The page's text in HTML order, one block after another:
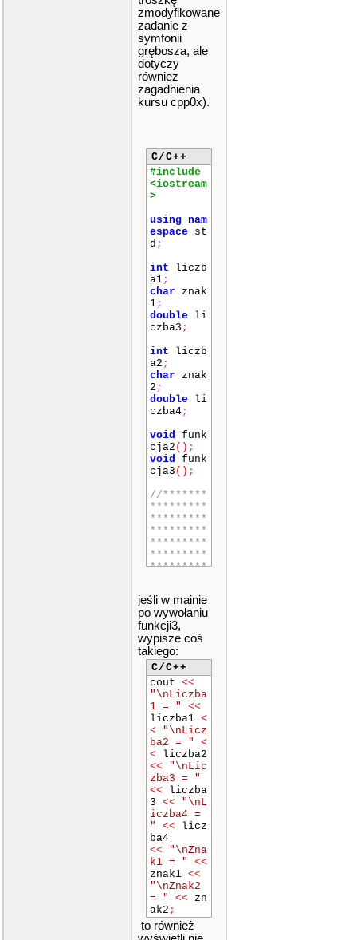
zmodyfikowane
zadanie z
symfonii
grębosza, ale
dotyczy
równiez
zagadnienia
kursu cpp0x).
C/C++
#include
<iostream
>
using nam
espace st
d ;
int liczb
a1;
char znak
1;
double li
czba3 ;
int liczb
a2 ;
char znak
2 ;
double li
czba4;
void funk
cja2 () ;
void funk
cja3 () ;
//*******
*********
*********
*********
*********
*********
*********
*********
*********
voidfunk
cja1()
{
cout
<< "\nLic
zba1 = "
<<liczba
1 <<
"\nL
iczba2 =
"
<<licz
ba2 <<
"\nLiczba
3 = "
<<
liczba3
<
"\nLicz
ba4 = "
<
<liczba4
<<
"\nZnak1
= "
<<zn
ak1
"\nZnak2
= "
<<zn
ak2
liczb
jeśli w mainie
po wywołaniu
funkcji3,
wypisze coś
takiego:
C/C++
cout <<
"\nLiczba
1 = "
<<
liczba1 <
<
"\nLicz
ba2 = "
<
< liczba2
<<
"\nLic
zba3 = "
<< liczba
3 <<
"\nL
iczba4 =
"
<< licz
ba4
<<
"\nZna
k1 = "
<<
znak1 <<
"\nZnak2
= "
<< zn
ak2 ;
to również